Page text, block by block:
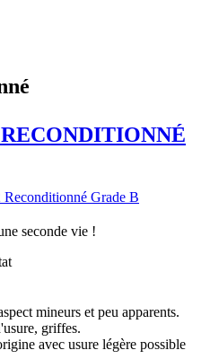
seconde vie !
mineurs et peu apparents.
griffes.
avec usure légère possible